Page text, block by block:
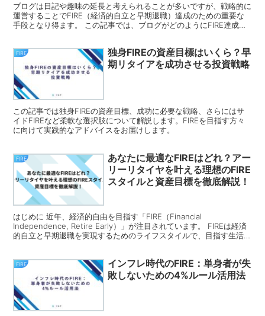
ブログは日記や趣味の延長と考えられることが多いですが、戦略的に
運営することでFIRE（経済的自立と早期退職）達成のための重要な
手段となり得ます。 この記事では、ブログがどのようにFIRE達成を
ブログ収益化に興味がある方に特に役立つ内容です。
FIRE
独身FIREの資産目標はいくら？早
期リタイアを成功させる投資戦略
この記事では独身FIREの資産目標、成功に必要な戦略、さらにはサ
イドFIREなど柔軟な選択肢について解説します。FIREを目指す方々
に向けて実践的なアドバイスをお届けします。
FIRE
あなたに最適なFIREはどれ？アー
リーリタイヤを叶える理想のFIRE
スタイルと資産目標を徹底解説！
はじめに 近年、経済的自由を目指す「FIRE（Financial
Independence, Retire Early）」が注目されています。 FIREは経済
的自立と早期退職を実現するためのライフスタイルで、目指す生活ス
FIRE
インフレ時代のFIRE：単身者が失
敗しないための4%ルール活用法